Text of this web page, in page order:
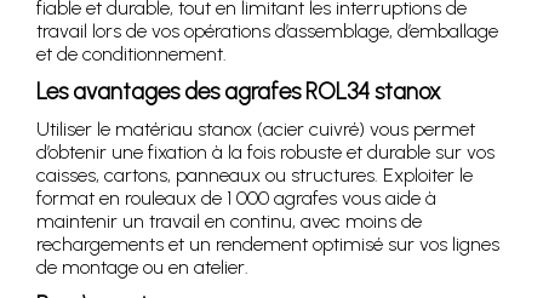
fiable et durable, tout en limitant les interruptions de
travail lors de vos opérations d’assemblage, d’emballage
et de conditionnement.
Les avantages des agrafes ROL34 stanox
Utiliser le matériau stanox (acier cuivré) vous permet
d’obtenir une fixation à la fois robuste et durable sur vos
caisses, cartons, panneaux ou structures. Exploiter le
format en rouleaux de 1 000 agrafes vous aide à
maintenir un travail en continu, avec moins de
rechargements et un rendement optimisé sur vos lignes
de montage ou en atelier.